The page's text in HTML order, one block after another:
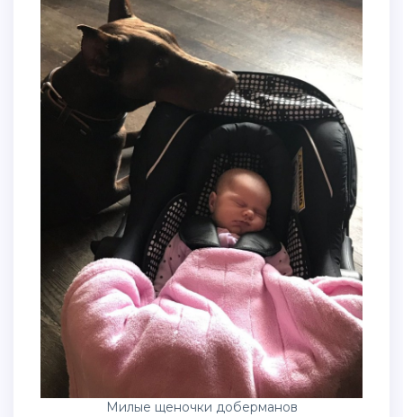
Милые щеночки доберманов